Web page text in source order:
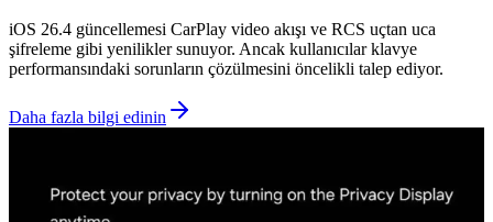
iOS 26.4 güncellemesi CarPlay video akışı ve RCS uçtan uca
şifreleme gibi yenilikler sunuyor. Ancak kullanıcılar klavye
performansındaki sorunların çözülmesini öncelikli talep ediyor.
Daha fazla bilgi edinin